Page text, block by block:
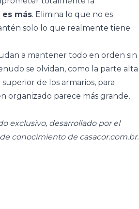
es más. Elimina lo que no es
solo lo que realmente tiene
a mantener todo en orden sin
se olvidan, como la parte alta
de los armarios, para
organizado parece más grande,
exclusivo, desarrollado por el
conocimiento de casacor.com.br.